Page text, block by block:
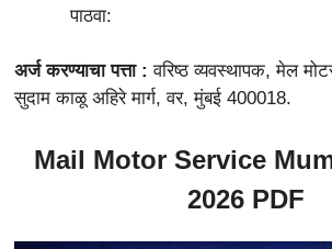
पाठवा:
अर्ज करण्याचा पत्ता : वरिष्ठ व्यवस्थापक, मेल
सुदाम काळू अहिरे मार्ग, वर, मुंबई 400018.
Mail Motor Service
2026 PDF